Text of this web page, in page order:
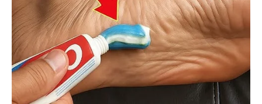
Nakon toga, skida se sa vatre i ostavlja nekoliko
minuta poklopljena da “odmori”.
Ova metoda daje rižu specifičnog mirisa i blago drugačije
teksture, a često se koristi i kao baza zaprženu rižu
s
povrćem, jajima ili mesom.